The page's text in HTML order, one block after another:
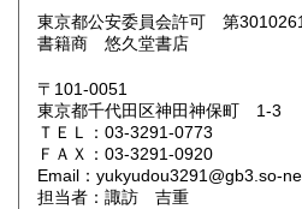
鳥取県 600円
岡山県
山口県 600円
香川県 600円
東京都公安委員会許可 第
書籍商 悠久堂書店
〒101-0051
東京都千代田区神田神保町 1-3
ＴＥＬ：03-3291-0773
ＦＡＸ：03-3291-0920
Email：yukyudou3291@gb3.so-
担当者：諏訪 吉重